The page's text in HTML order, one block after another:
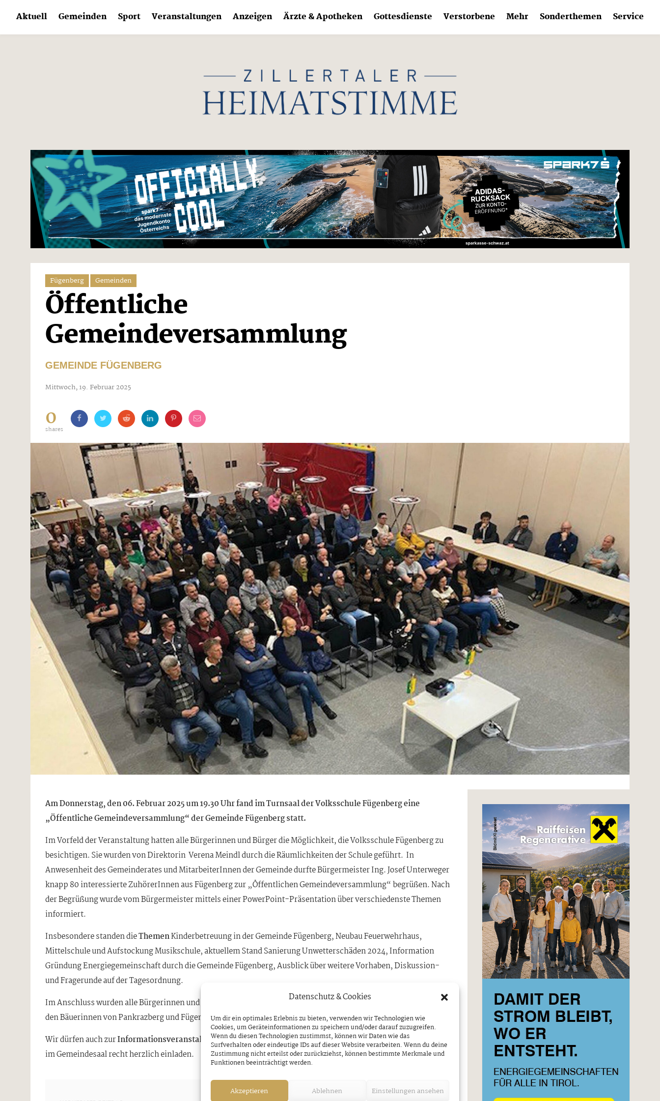
Datenschutz & Cookies
Um dir ein optimales Erlebnis zu bieten, verwenden wir Technologien wie
Cookies, um Geräteinformationen zu speichern und/oder darauf zuzugreifen.
Wenn du diesen Technologien zustimmst, können wir Daten wie das
Surfverhalten oder eindeutige IDs auf dieser Website verarbeiten. Wenn du deine
Zustimmung nicht erteilst oder zurückziehst, können bestimmte Merkmale und
Funktionen beeinträchtigt werden.
Akzeptieren Ablehnen Einstellungen ansehen
content
Aktuell Gemeinden Sport Veranstaltungen Anzeigen Ärzte & Apotheken Gottesdienste Verstorbene Mehr Sonderthemen Service
Fügenberg Gemeinden
Öffentliche
Gemeindeversammlung
GEMEINDE FÜGENBERG
Mittwoch, 19. Februar 2025
0
shares
Am Donnerstag, den 06. Februar 2025 um 19.30 Uhr fand im Turnsaal der Volksschule Fügenberg eine
„Öffentliche Gemeindeversammlung“ der Gemeinde Fügenberg statt.
Im Vorfeld der Veranstaltung hatten alle Bürgerinnen und Bürger die Möglichkeit, die Volksschule Fügenberg zu
besichtigen. Sie wurden von Direktorin Verena Meindl durch die Räumlichkeiten der Schule geführt. In
Anwesenheit des Gemeinderates und MitarbeiterInnen der Gemeinde durfte Bürgermeister Ing. Josef Unterweger
knapp 80 interessierte ZuhörerInnen aus Fügenberg zur „Öffentlichen Gemeindeversammlung“ begrüßen. Nach
der Begrüßung wurde vom Bürgermeister mittels einer PowerPoint-Präsentation über verschiedenste Themen
informiert.
Insbesondere standen dieThemenKinderbetreuung in der Gemeinde Fügenberg, Neubau Feuerwehrhaus,
Mittelschule und Aufstockung Musikschule, aktuellem Stand Sanierung Unwetterschäden 2024, Information
Gründung Energiegemeinschaft durch die Gemeinde Fügenberg, Ausblick über weitere Vorhaben, Diskussion-
und Fragerunde auf der Tagesordnung.
Im Anschluss wurden alle Bürgerinnen und Bürger vom Bürgermeister zu einer gemeinsamen Jause, welche von
den Bäuerinnen von Pankrazberg und Fügenberg wie gewohnt, bestens organisiert wurde, herzlich eingeladen.
Wir dürfen auch zurInformationsveranstaltungzur Energiegemeinschaft,am Dienstag, den 11. März, 19.30 Uhr,
im Gemeindesaal recht herzlich einladen.